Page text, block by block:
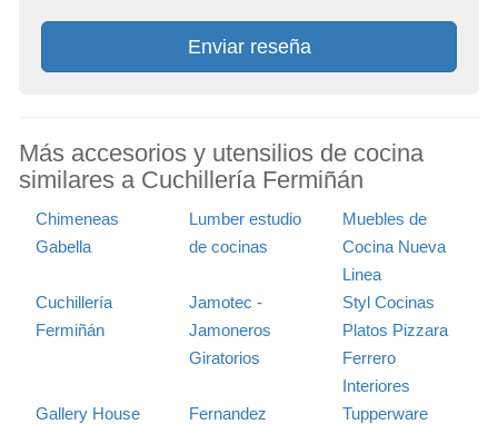
Enviar reseña
Más accesorios y utensilios de cocina
similares a Cuchillería Fermiñán
Chimeneas
Gabella
Lumber estudio
de cocinas
Muebles de
Cocina Nueva
Linea
Cuchillería
Fermiñán
Jamotec -
Jamoneros
Giratorios
Styl Cocinas
Platos Pizzara
Ferrero
Interiores
Gallery House
Fernandez
Tupperware